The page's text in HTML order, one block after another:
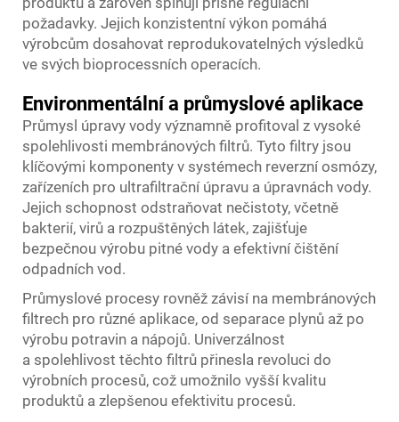
požadavky. Jejich konzistentní výkon pomáhá
výrobcům dosahovat reprodukovatelných výsledků
ve svých bioprocessních operacích.
Environmentální a průmyslové aplikace
Průmysl úpravy vody významně profitoval z vysoké
spolehlivosti membránových filtrů. Tyto filtry jsou
klíčovými komponenty v systémech reverzní osmózy,
zařízeních pro ultrafiltrační úpravu a úpravnách vody.
Jejich schopnost odstraňovat nečistoty, včetně
bakterií, virů a rozpuštěných látek, zajišťuje
bezpečnou výrobu pitné vody a efektivní čištění
odpadních vod.
Průmyslové procesy rovněž závisí na membránových
filtrech pro různé aplikace, od separace plynů až po
výrobu potravin a nápojů. Univerzálnost
a spolehlivost těchto filtrů přinesla revoluci do
výrobních procesů, což umožnilo vyšší kvalitu
produktů a zlepšenou efektivitu procesů.